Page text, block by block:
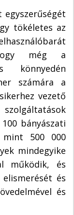
egyszerűségét
tökéletes az
még a
könnyedén
számára a
vezető
bányászati
500 000
mindegyike
működik, és
és
és